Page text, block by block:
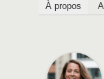
À propos